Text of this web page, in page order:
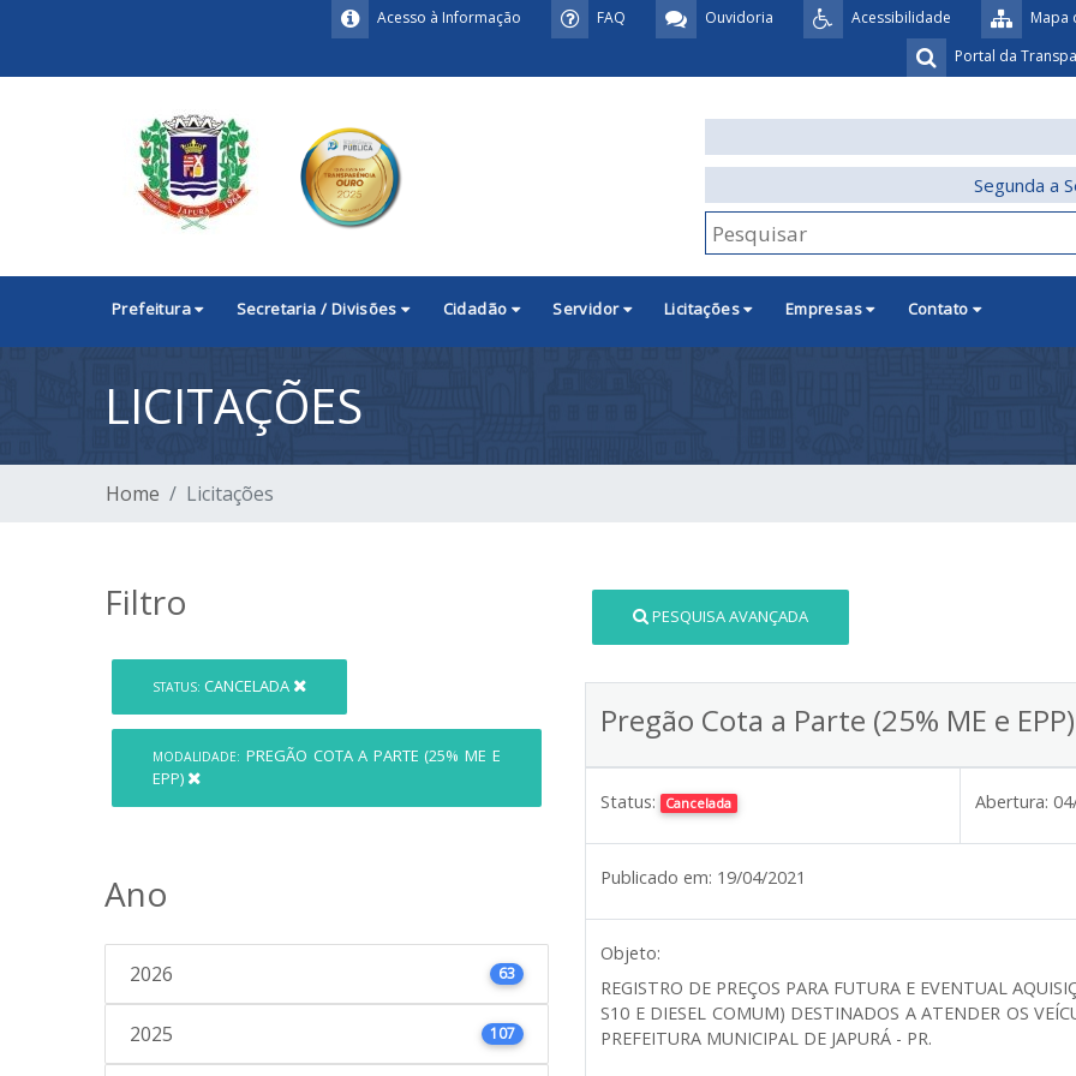
Mapa
Acessibilidade
Ouvidoria
FAQ
Acesso à Informação
Portal da
Segunda a
Prefeitura Secretaria / Divisões Cidadão Servidor Licitações Empresas Contato
LICITAÇÕES
Home Licitações
Filtro
STATUS: CANCELADA
MODALIDADE: PREGÃO COTA A PARTE (25% ME E
EPP)
Ano
2026 63
2025 107
PESQUISA AVANÇADA
Pregão Cota a Parte (25% ME e
Status: Cancelada Abertura:
Publicado em: 19/04/2021
Objeto:
REGISTRO DE PREÇOS PARA FUTURA E EVENTUAL
S10 E DIESEL COMUM) DESTINADOS A ATENDER OS
PREFEITURA MUNICIPAL DE JAPURÁ - PR.